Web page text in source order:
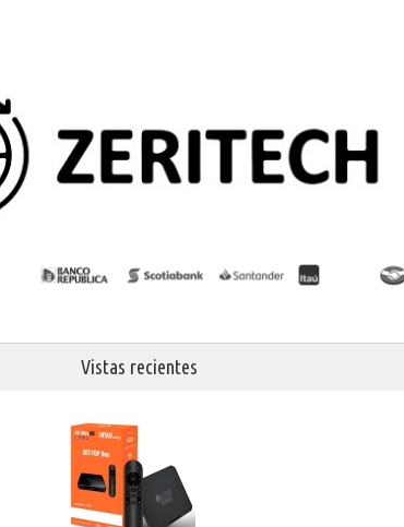
Vistas recientes